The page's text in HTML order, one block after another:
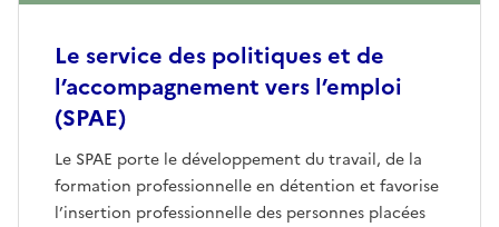
Le service des politiques et de
l’accompagnement vers l’emploi
(SPAE)
Le SPAE porte le développement du travail, de la
formation professionnelle en détention et favorise
l’insertion professionnelle des personnes placées